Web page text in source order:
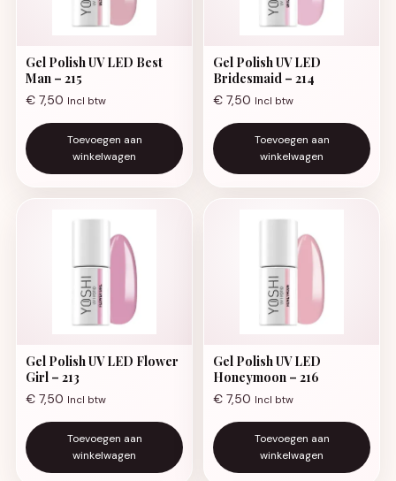
Gel Polish UV LED Best
Man – 215
€ 7,50 Incl btw
Toevoegen aan
winkelwagen
Gel Polish UV LED
Bridesmaid – 214
€ 7,50 Incl btw
Toevoegen aan
winkelwagen
Gel Polish UV LED Flower
Girl – 213
€ 7,50 Incl btw
Toevoegen aan
winkelwagen
Gel Polish UV LED
Honeymoon – 216
€ 7,50 Incl btw
Toevoegen aan
winkelwagen